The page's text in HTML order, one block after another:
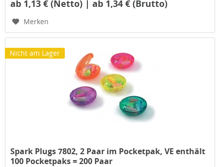
ab 1,13 € (Netto) | ab 1,34 € (Brutto)
Merken
Nicht am Lager
Spark Plugs 7802, 2 Paar im Pocketpak, VE enthält
100 Pocketpaks = 200 Paar